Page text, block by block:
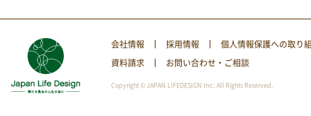
会社情報 採用情報
個人情報保護への取り
資料請求
お問い合わせ・ご相談
Copyright © JAPAN LIFEDESIGN Inc. All Rights Reserved.